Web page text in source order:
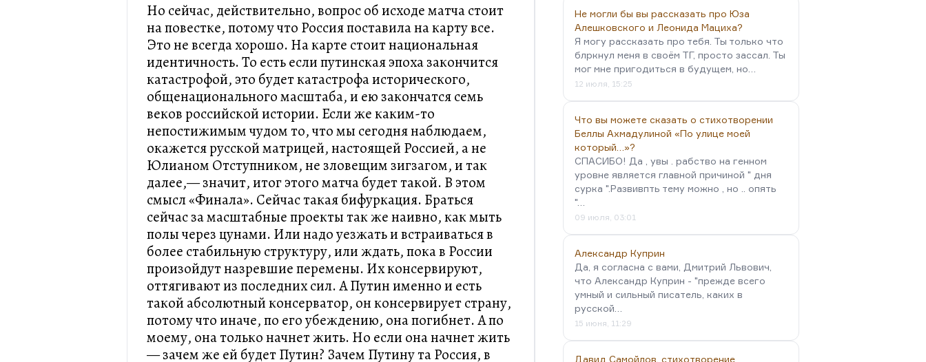
Но сейчас, действительно, вопрос об исходе матча стоит
на повестке, потому что Россия поставила на карту все.
Это не всегда хорошо. На карте стоит национальная
идентичность. То есть если путинская эпоха закончится
катастрофой, это будет катастрофа исторического,
общенационального масштаба, и ею закончатся семь
веков российской истории. Если же каким-то
непостижимым чудом то, что мы сегодня наблюдаем,
окажется русской матрицей, настоящей Россией, а не
Юлианом Отступником, не зловещим зигзагом, и так
далее,— значит, итог этого матча будет такой. В этом
смысл «Финала». Сейчас такая бифуркация. Браться
сейчас за масштабные проекты так же наивно, как мыть
полы через цунами. Или надо уезжать и встраиваться в
более стабильную структуру, или ждать, пока в России
произойдут назревшие перемены. Их консервируют,
оттягивают из последних сил. А Путин именно и есть
такой абсолютный консерватор, он консервирует страну,
потому что иначе, по его убеждению, она погибнет. А по
моему, она только начнет жить. Но если она начнет жить
— зачем же ей будет Путин? Зачем Путину та Россия, в
Не могли бы вы рассказать про Юза
Алешковского и Леонида Мациха?
Я могу рассказать про тебя. Ты только что
блркнул меня в своём ТГ, просто зассал. Ты
мог мне пригодиться в будущем, но…
12 июля, 15:25
Что вы можете сказать о стихотворении
Беллы Ахмадулиной «По улице моей
который…»?
СПАСИБО! Да , увы . рабство на генном
уровне является главной причиной " дня
сурка ".Развивпть тему можно , но .. опять
"…
09 июля, 03:01
Александр Куприн
Да, я согласна с вами, Дмитрий Львович,
что Александр Куприн - "прежде всего
умный и сильный писатель, каких в
русской…
15 июня, 11:29
Давид Самойлов, стихотворение